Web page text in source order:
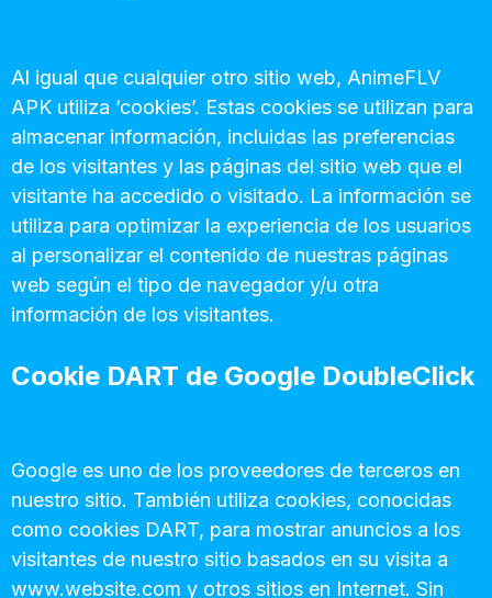
Al igual que cualquier otro sitio web, AnimeFLV
APK utiliza ‘cookies’. Estas cookies se utilizan para
almacenar información, incluidas las preferencias
de los visitantes y las páginas del sitio web que el
visitante ha accedido o visitado. La información se
utiliza para optimizar la experiencia de los usuarios
al personalizar el contenido de nuestras páginas
web según el tipo de navegador y/u otra
información de los visitantes.
Cookie DART de Google DoubleClick
Google es uno de los proveedores de terceros en
nuestro sitio. También utiliza cookies, conocidas
como cookies DART, para mostrar anuncios a los
visitantes de nuestro sitio basados en su visita a
www.website.com y otros sitios en Internet. Sin